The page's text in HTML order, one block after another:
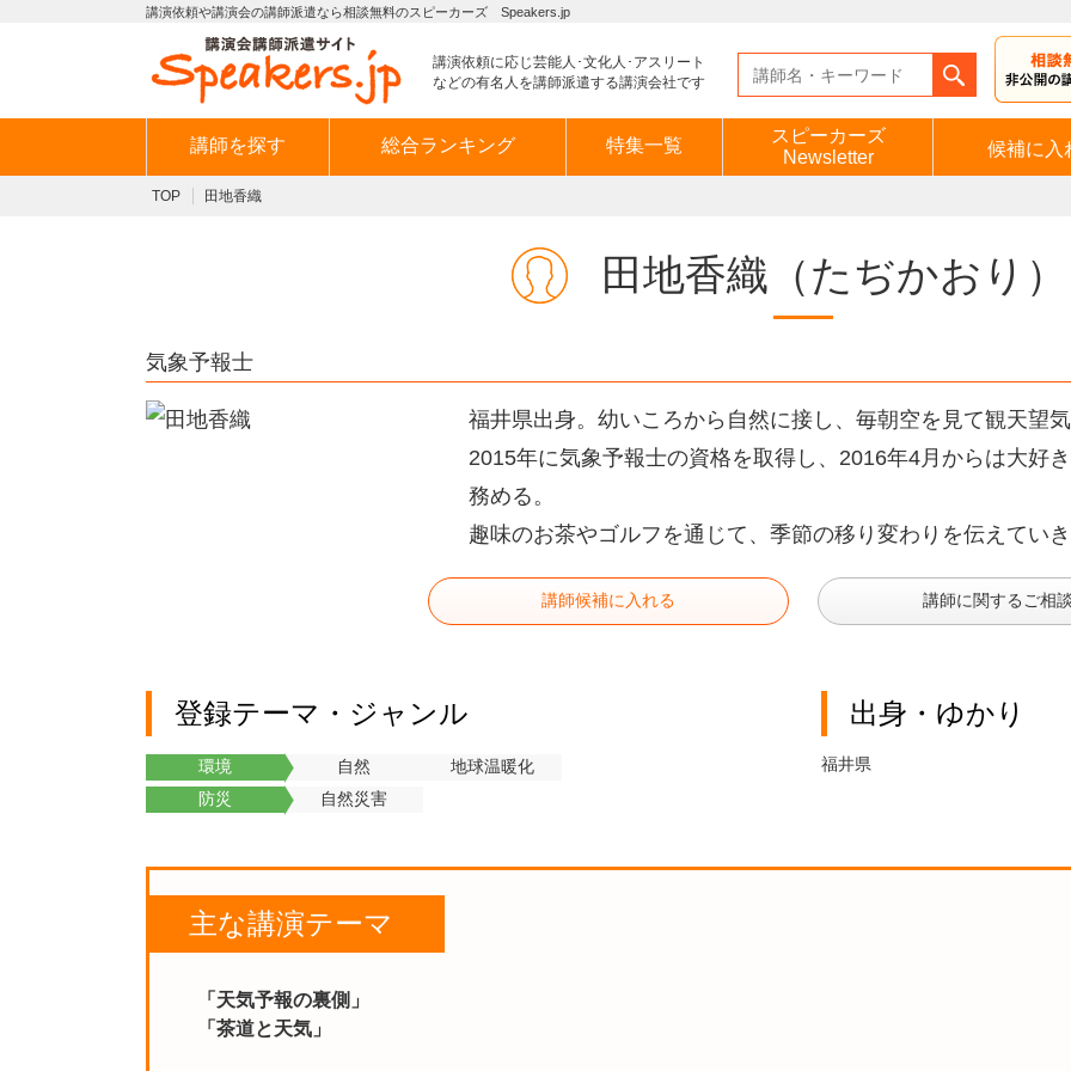
講演依頼や講演会の講師派遣なら相談無料のスピーカーズ Speakers.jp
講演依頼に応じ芸能人･文化人･アスリート
などの有名人を講師派遣する講演会社です
講師を探す 総合ランキング 特集一覧
スピーカーズ
Newsletter
候補に入
TOP 田地香織
田地香織 （たぢかおり）
気象予報士
福井県出身。幼いころから自然に接し、毎朝空を見て観天望
2015年に気象予報士の資格を取得し、2016年4月からは大好
務める。
趣味のお茶やゴルフを通じて、季節の移り変わりを伝えてい
講師候補に入れる 講師に関するご相
登録テーマ・ジャンル
環境 自然
地球温暖化
防災
自然災害
出身・ゆかり
福井県
主な講演テーマ
「天気予報の裏側」
「茶道と天気」